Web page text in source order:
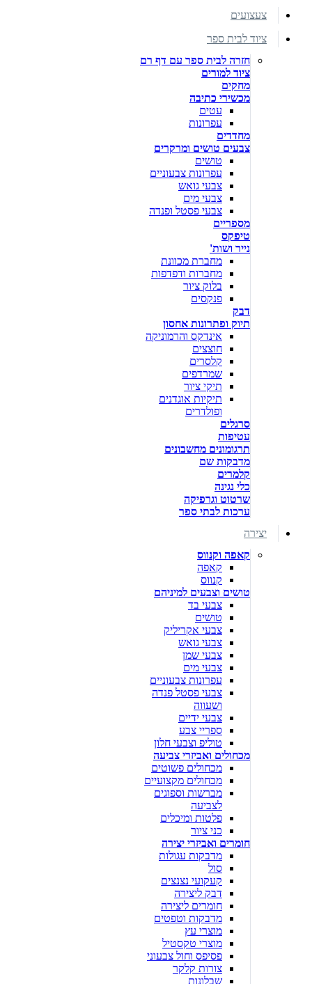
צעצועים
ציוד לבית ספר
חזרה לבית ספר עם דף רם
ציוד למורים
מחקים
מכשירי כתיבה
עטים
עפרונות
מחדדים
צבעים טושים ומרקרים
טושים
עפרונות צבעוניים
צבעי גואש
צבעי מים
צבעי פסטל ופנדה
מספריים
טיפקס
נייר ושות'
מחברת מכוונת
מחברות ודפדפות
בלוק ציור
פנקסים
דבק
תיוק ופתרונות אחסון
אינדקס והרמוניקה
חוצצים
קלסרים
שמרדפים
תיקי ציור
תיקיות אוגדנים
ופולדרים
סרגלים
עטיפות
תרגומונים מחשבונים
מדבקות שם
קלמרים
כלי נגינה
שרטוט וגרפיקה
ערכות לבתי ספר
יצירה
קאפה וקנווס
קאפה
קנווס
טושים וצבעים למיניהם
צבעי בד
טושים
צבעי אקריליק
צבעי גואש
צבעי שמן
צבעי מים
עפרונות צבעוניים
צבעי פסטל פנדה
ושעווה
צבעי ידיים
ספריי צבע
טוליפ וצבעי חלון
מכחולים ואביזרי צביעה
מכחולים פשוטים
מכחולים מקצועיים
מברשות וספוגים
לצביעה
פלטות ומיכלים
כני ציור
חומרים ואביזרי יצירה
מדבקות עגולות
סול
קעקועי נצנצים
דבק ליצירה
חומרים ליצירה
מדבקות וטפטים
מוצרי עץ
מוצרי טקסטיל
פסיפס וחול צבעוני
צורות קלקר
שבלונות